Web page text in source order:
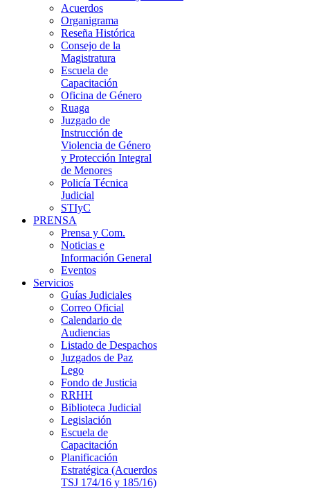
Acuerdos
Organigrama
Reseña Histórica
Consejo de la
Magistratura
Escuela de
Capacitación
Oficina de Género
Ruaga
Juzgado de
Instrucción de
Violencia de Género
y Protección Integral
de Menores
Policía Técnica
Judicial
STIyC
PRENSA
Prensa y Com.
Noticias e
Información General
Eventos
Servicios
Guías Judiciales
Correo Oficial
Calendario de
Audiencias
Listado de Despachos
Juzgados de Paz
Lego
Fondo de Justicia
RRHH
Biblioteca Judicial
Legislación
Escuela de
Capacitación
Planificación
Estratégica (Acuerdos
TSJ 174/16 y 185/16)